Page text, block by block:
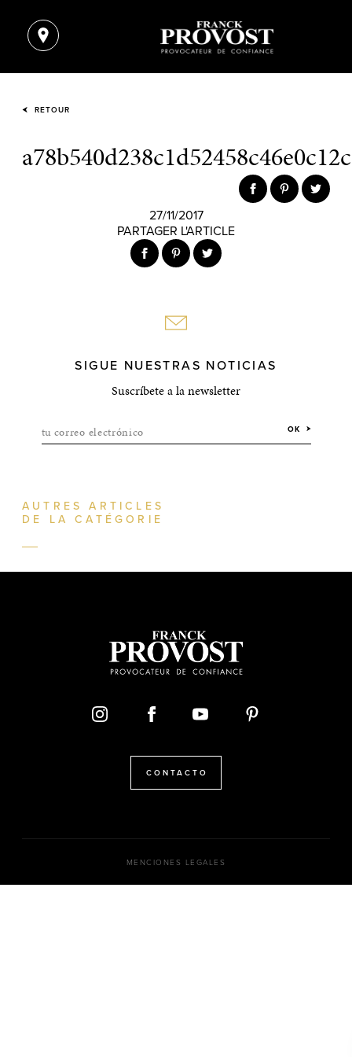
RETOUR
27/11/2017
PARTAGER L'ARTICLE
SIGUE NUESTRAS NOTICIAS
Suscríbete a la newsletter
tu correo electrónico OK
AUTRES ARTICLES
DE LA CATÉGORIE
CONTACTO
MENCIONES LEGALES